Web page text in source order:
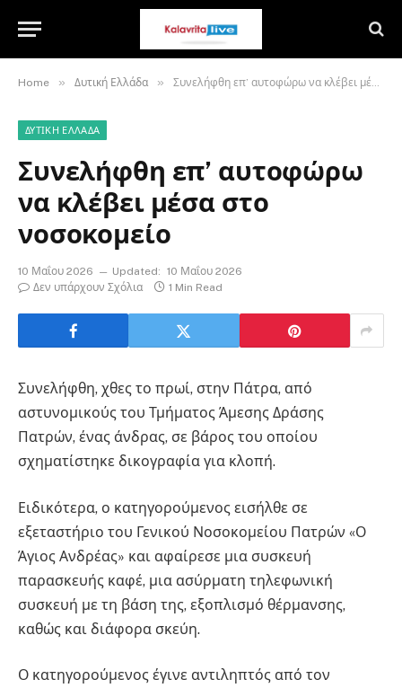
Home » Δυτική Ελλάδα » Συνελήφθη επ’ αυτοφώρω να κλέβει μέσα στο νοσοκομείο
ΔΥΤΙΚΉ ΕΛΛΆΔΑ
Συνελήφθη επ’ αυτοφώρω
να κλέβει μέσα στο
νοσοκομείο
10 Μαΐου 2026 Updated: 10 Μαΐου 2026
Δεν υπάρχουν Σχόλια
1 Min Read
Συνελήφθη, χθες το πρωί, στην Πάτρα, από
αστυνομικούς του Τμήματος Άμεσης Δράσης
Πατρών, ένας άνδρας, σε βάρος του οποίου
σχηματίστηκε δικογραφία για κλοπή.
Ειδικότερα, ο κατηγορούμενος εισήλθε σε
εξεταστήριο του Γενικού Νοσοκομείου Πατρών «Ο
Άγιος Ανδρέας» και αφαίρεσε μια συσκευή
παρασκευής καφέ, μια ασύρματη τηλεφωνική
συσκευή με τη βάση της, εξοπλισμό θέρμανσης,
καθώς και διάφορα σκεύη.
Ο κατηγορούμενος έγινε αντιληπτός από τον